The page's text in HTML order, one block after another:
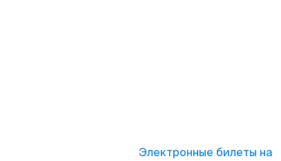
Электронные билеты на